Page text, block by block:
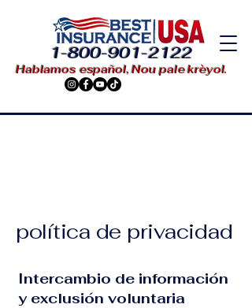
Hablamos español, Nou pale krèyol.
1-800-901-2122
política de privacidad
Intercambio de información
y exclusión voluntaria